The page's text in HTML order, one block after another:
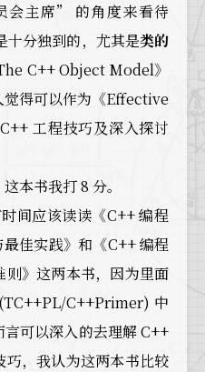
会主席” 的角度来看待
十分独到的，尤其是类的
C++ Object Model》
觉得可以作为《Effective
工程技巧及深入探讨
本书我打 8 分。
间应该读读《C++ 编程
佳实践》和《C++ 编程
》这两本书，因为里面
C++Primer) 中
可以深入的去理解 C++
巧，我认为这两本书比较